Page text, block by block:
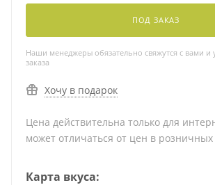
ПОД ЗАКАЗ
Наши менеджеры обязательно свяжутся с вами и
заказа
Хочу в подарок
Цена действительна только для
может отличаться от цен в розничных
Карта вкуса: